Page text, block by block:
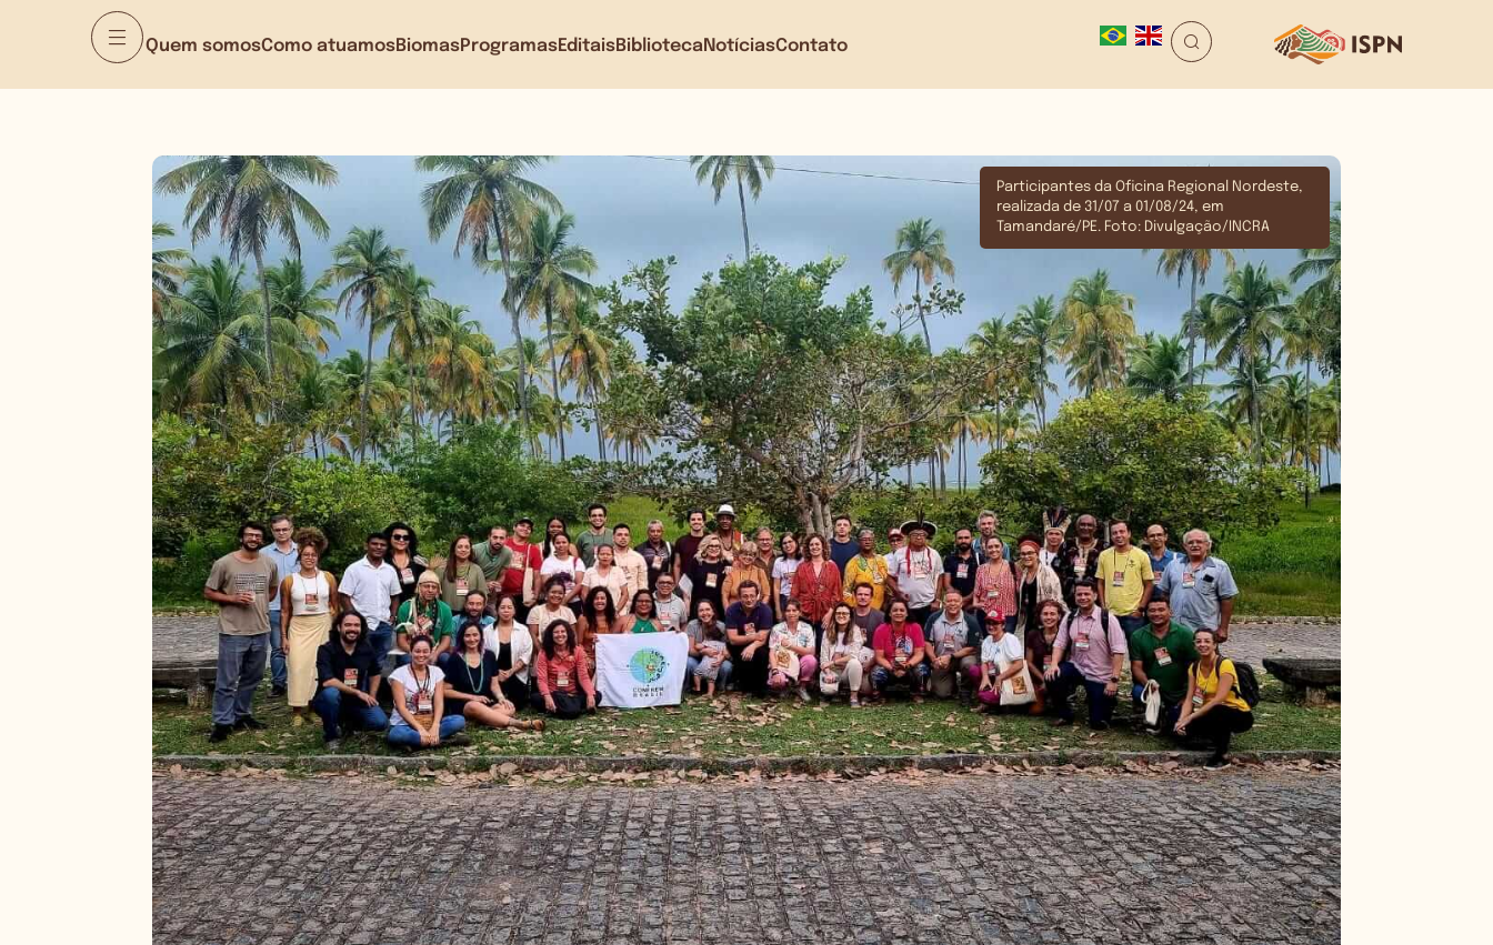
Quem somosComo atuamosBiomasProgramasEditaisBibliotecaNotíciasContato
Participantes da Oficina Regional Nordeste,
realizada de 31/07 a 01/08/24, em
Tamandaré/PE. Foto: Divulgação/INCRA